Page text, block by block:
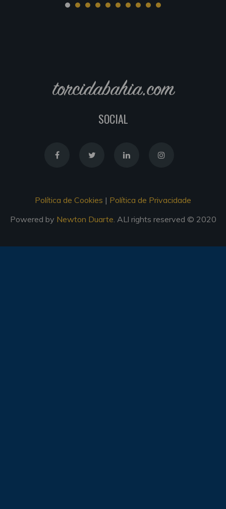
torcidabahia.com
SOCIAL
Política de Cookies | Política de Privacidade
Powered by Newton Duarte . ALl rights reserved © 2020